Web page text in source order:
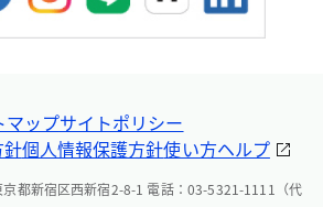
マップサイトポリシー
個人情報保護方針使い方ヘルプ
都新宿区西新宿2-8-1 電話：03-5321-1111（代